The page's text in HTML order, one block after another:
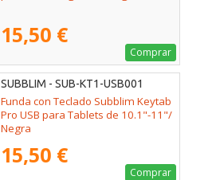
15,50 €
Comprar
SUBBLIM - SUB-KT1-USB001
Funda con Teclado Subblim Keytab
Pro USB para Tablets de 10.1"-11"/
Negra
15,50 €
Comprar